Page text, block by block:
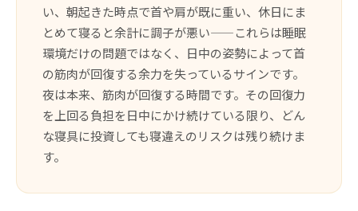
い、朝起きた時点で首や肩が既に重い、休日にま
とめて寝ると余計に調子が悪い——これらは睡眠
環境だけの問題ではなく、日中の姿勢によって首
の筋肉が回復する余力を失っているサインです。
夜は本来、筋肉が回復する時間です。その回復力
を上回る負担を日中にかけ続けている限り、どん
な寝具に投資しても寝違えのリスクは残り続けま
す。